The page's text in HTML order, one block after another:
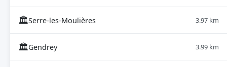
🏛Serre-les-Moulières 3.97 km
🏛Gendrey 3.99 km